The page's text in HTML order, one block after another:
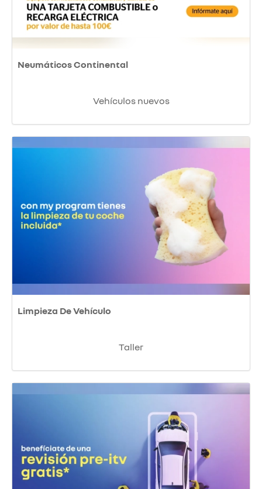
Neumáticos Continental
Vehículos nuevos
Limpieza De Vehículo
Taller